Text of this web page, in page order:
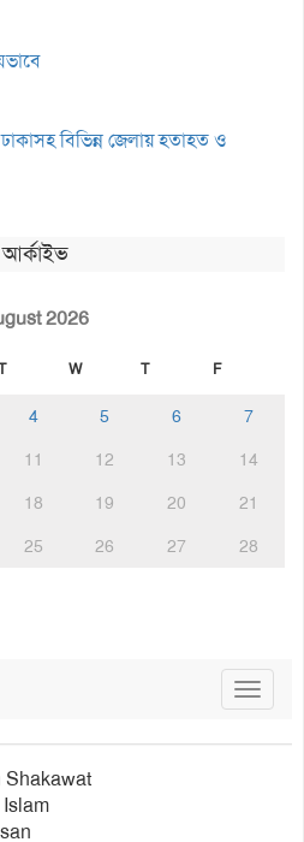
বিভিন্ন জেলায় হতাহত ও
আর্কাইভ
2026
W T F
4 5 6
7
11 12 13
14
18 19 20
21
25 26 27
28
Toggle
Shakawat